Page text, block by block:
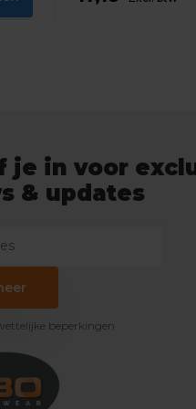
je in voor
& updates
beperkingen